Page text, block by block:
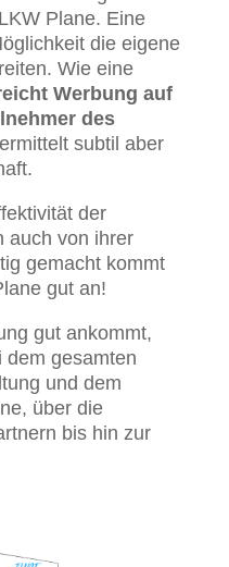
Plane. Eine
die eigene
Wie eine
Werbung auf
des
subtil aber
der
auch von ihrer
gemacht kommt
gut an!
gut ankommt,
dem gesamten
und dem
über die
bis hin zur